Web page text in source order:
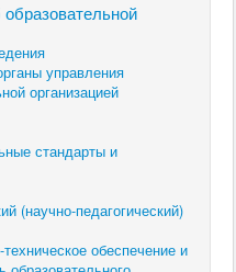
управления
организацией
стандарты и
(научно-педагогический)
обеспечение и